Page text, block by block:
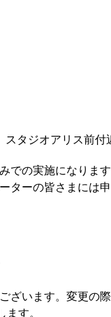
タジオアリス前付
での実施になりま
ターの皆さまには
ざいます。変更の
ます。